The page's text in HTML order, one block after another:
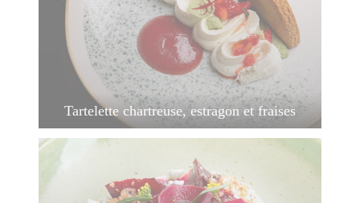
Tartelette chartreuse, estragon et fraises